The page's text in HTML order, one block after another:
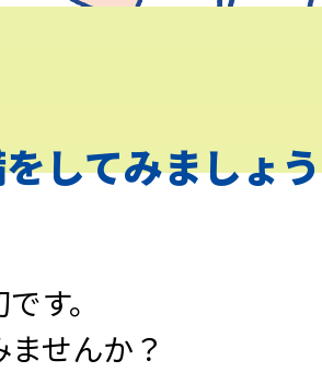
してみましょう
す。
せんか？